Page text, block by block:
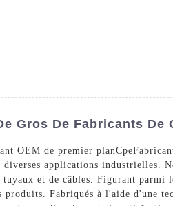
Gros De Fabricants De
OEM de premier planCpe
applications industrielles.
et de câbles. Figurant parmi
Fabriqués à l'aide d'une